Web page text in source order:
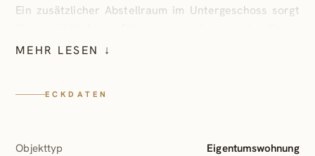
Ein zusätzlicher Abstellraum im Untergeschoss sorgt
attraktive Wohnangebot ab.
MEHR LESEN ↓
ECKDATEN
Objekttyp Eigentumswohnung